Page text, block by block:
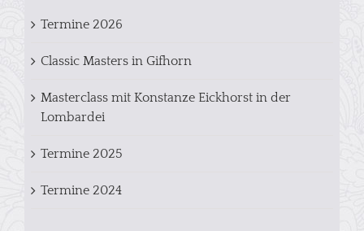
Termine 2026
Classic Masters in Gifhorn
Masterclass mit Konstanze Eickhorst in der
Lombardei
Termine 2025
Termine 2024